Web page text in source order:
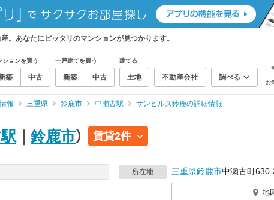
。あなたにピッタリのマンションが見つかります。
ションを買う
築 中古
一戸建てを買う
新築 中古
建てる
土地 不動産会社 調べる
お
報 三重県 鈴鹿市 中瀬古駅 サンヒルズ鈴鹿の詳細情報
鈴鹿市） 賃貸2件
所在地 三重県鈴鹿市中瀬古町
地